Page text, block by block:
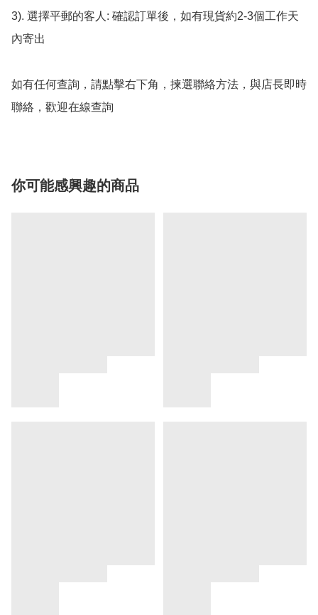
3). 選擇平郵的客人: 確認訂單後，如有現貨約2-3個工作天
內寄出
如有任何查詢，請點擊右下角，揀選聯絡方法，與店長即時
聯絡，歡迎在線查詢
你可能感興趣的商品